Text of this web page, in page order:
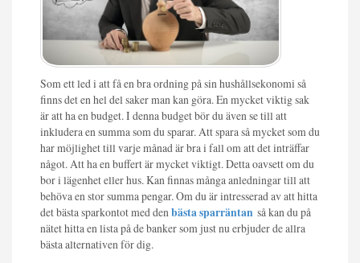
Som ett led i att få en bra ordning på sin hushållsekonomi så
finns det en hel del saker man kan göra. En mycket viktig sak
är att ha en budget. I denna budget bör du även se till att
inkludera en summa som du sparar. Att spara så mycket som du
har möjlighet till varje månad är bra i fall om att det inträffar
något. Att ha en buffert är mycket viktigt. Detta oavsett om du
bor i lägenhet eller hus. Kan finnas många anledningar till att
behöva en stor summa pengar. Om du är intresserad av att hitta
det bästa sparkontot med den bästa sparräntan så kan du på
nätet hitta en lista på de banker som just nu erbjuder de allra
bästa alternativen för dig.